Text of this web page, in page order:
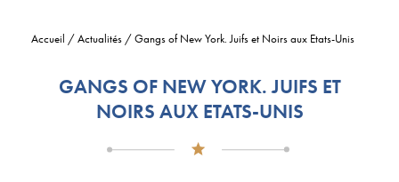
Accueil /Actualités /Gangs of New York. Juifs et Noirs aux Etats-Unis
GANGS OF NEW YORK. JUIFS ET
NOIRS AUX ETATS-UNIS